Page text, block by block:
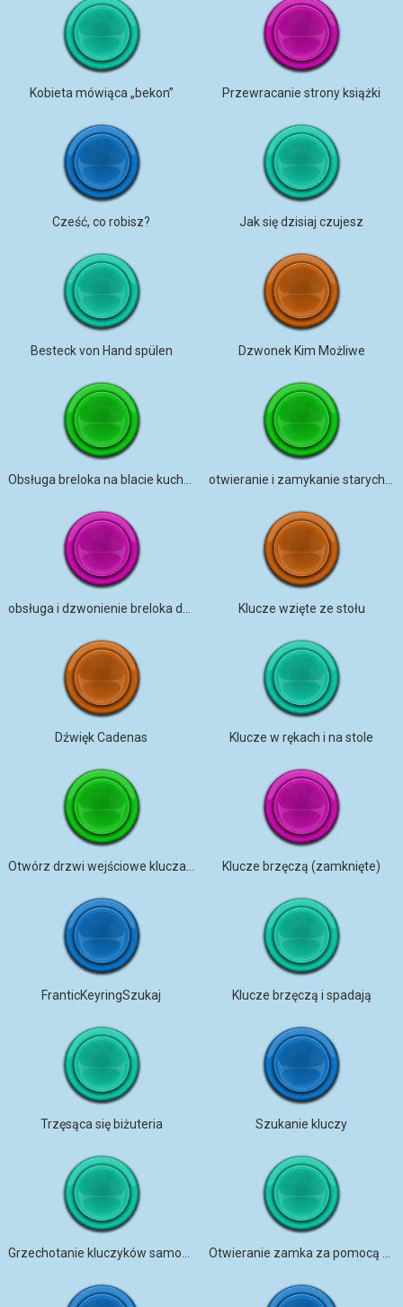
Kobieta mówiąca „bekon” Przewracanie strony książki
Cześć, co robisz? Jak się dzisiaj czujesz
Besteck von Hand spülen Dzwonek Kim Możliwe
Klucze wzięte ze stołu
Dźwięk Cadenas Klucze w rękach i na stole
Klucze brzęczą (zamknięte)
FranticKeyringSzukaj Klucze brzęczą i spadają
Trzęsąca się biżuteria Szukanie kluczy